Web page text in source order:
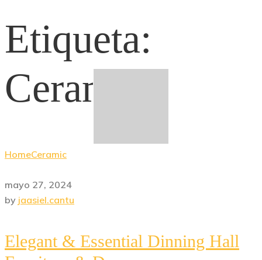
Etiqueta:
Ceramic
HomeCeramic
mayo 27, 2024
by jaasiel.cantu
Elegant & Essential Dinning Hall